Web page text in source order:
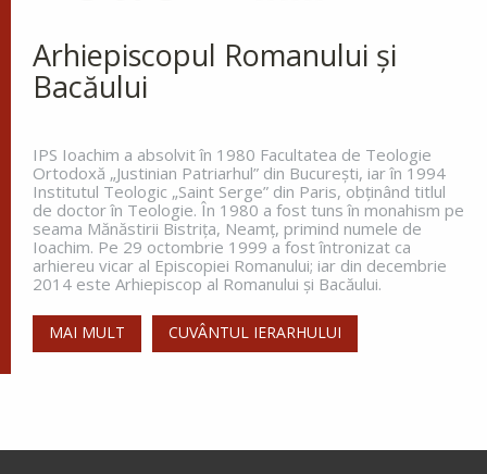
dormea, sfântul s-a trezit și a
văzut o lumină care lumina întreg ținutul. Aceasta
lumină venea de la o coloană de foc de pe
Apostolul zilei
Fraților, vă îndemn, pentru Domnul nostru Iisus
Hristos și pentru iubirea Duhului Sfânt, ca
împreună cu mine, să luptați în rugăciuni către
Dumnezeu pentru mine, ca să scap de...
Ap. Romani 15, 30-33
Arhiepiscopul Romanului și
Bacăului
IPS Ioachim a absolvit în 1980 Facultatea de Teologie
Ortodoxă „Justinian Patriarhul” din Bucureşti, iar în 1994
Institutul Teologic „Saint Serge” din Paris, obţinând titlul
de doctor în Teologie. În 1980 a fost tuns în monahism pe
seama Mănăstirii Bistriţa, Neamţ, primind numele de
Ioachim. Pe 29 octombrie 1999 a fost întronizat ca
arhiereu vicar al Episcopiei Romanului; iar din decembrie
2014 este Arhiepiscop al Romanului și Bacăului.
MAI MULT CUVÂNTUL IERARHULUI